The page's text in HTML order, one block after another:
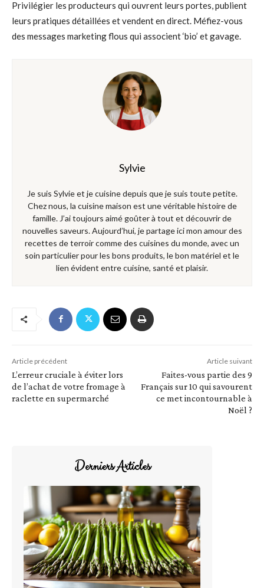
Privilégier les producteurs qui ouvrent leurs portes, publient
leurs pratiques détaillées et vendent en direct. Méfiez-vous
des messages marketing flous qui associent ‘bio’ et gavage.
Sylvie
Je suis Sylvie et je cuisine depuis que je suis toute petite.
Chez nous, la cuisine maison est une véritable histoire de
famille. J’ai toujours aimé goûter à tout et découvrir de
nouvelles saveurs. Aujourd’hui, je partage ici mon amour des
recettes de terroir comme des cuisines du monde, avec un
soin particulier pour les bons produits, le bon matériel et le
lien évident entre cuisine, santé et plaisir.
Article précédent
L’erreur cruciale à éviter lors
de l’achat de votre fromage à
raclette en supermarché
Article suivant
Faites-vous partie des 9
Français sur 10 qui savourent
ce met incontournable à
Noël ?
Derniers Articles